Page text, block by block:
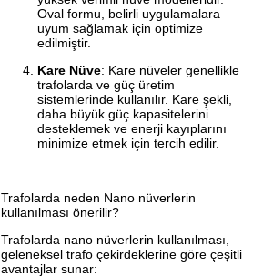
Oval formu, belirli uygulamalara
uyum sağlamak için optimize
edilmiştir.
Kare Nüve: Kare nüveler genellikle
trafolarda ve güç üretim
sistemlerinde kullanılır. Kare şekli,
daha büyük güç kapasitelerini
desteklemek ve enerji kayıplarını
minimize etmek için tercih edilir.
Trafolarda neden Nano nüverlerin
kullanılması önerilir?
Trafolarda nano nüverlerin kullanılması,
geleneksel trafo çekirdeklerine göre çeşitli
avantajlar sunar: